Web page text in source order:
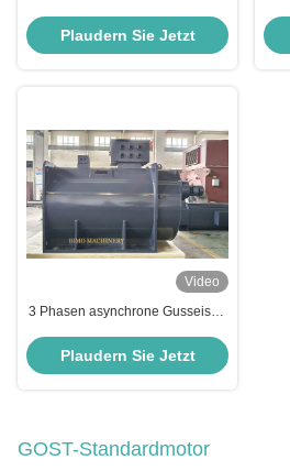
Drei-Phasen-Asynchronmotor
Plaudern Sie Jetzt
Video
3 Phasen asynchrone Gusseisen
3000 Rpm 50hz IP55 Klasse F
IC511 S1 IMB3 Elektromotor
Plaudern Sie Jetzt
GOST-Standardmotor